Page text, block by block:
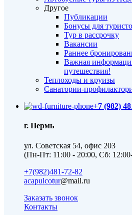
Другое
Публикации
Бонусы для
Тур в рассрочку
Вакансии
Раннее
Важная
путешествия!
Теплоходы и круизы
Санатории-
+7 (982)
г. Пермь
ул. Советская 54, офис 203
(Пн-Пт: 11:00 - 20:00, Сб:
+7(982)481-72-82
acapulcotur@mail.ru
Заказать звонок
Контакты